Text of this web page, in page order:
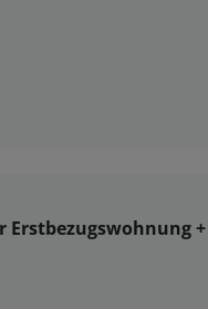
Erstbezugswohnung